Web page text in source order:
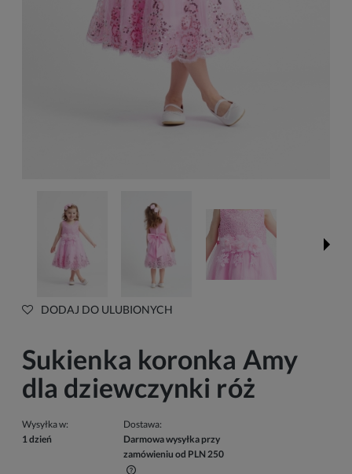
DODAJ DO ULUBIONYCH
Sukienka koronka Amy
dla dziewczynki róż
Wysyłka w:
1 dzień
Dostawa:
Darmowa wysyłka przy
zamówieniu od PLN 250